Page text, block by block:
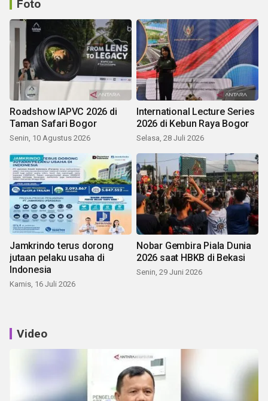
Foto
Roadshow IAPVC 2026 di
Taman Safari Bogor
Senin, 10 Agustus 2026
International Lecture Series
2026 di Kebun Raya Bogor
Selasa, 28 Juli 2026
Jamkrindo terus dorong
jutaan pelaku usaha di
Indonesia
Kamis, 16 Juli 2026
Nobar Gembira Piala Dunia
2026 saat HBKB di Bekasi
Senin, 29 Juni 2026
Video